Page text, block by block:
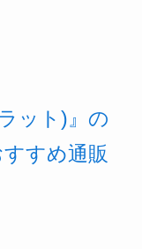
ット)』の
すめ通販